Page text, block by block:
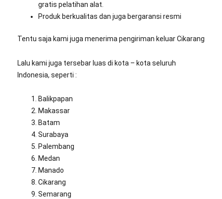
gratis pelatihan alat.
Produk berkualitas dan juga bergaransi resmi
Tentu saja kami juga menerima pengiriman keluar Cikarang
Lalu kami juga tersebar luas di kota – kota seluruh
Indonesia, seperti :
Balikpapan
Makassar
Batam
Surabaya
Palembang
Medan
Manado
Cikarang
Semarang